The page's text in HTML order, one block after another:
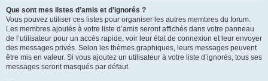
Que sont mes listes d’amis et d’ignorés ?
Vous pouvez utiliser ces listes pour organiser les autres membres du forum.
Les membres ajoutés à votre liste d’amis seront affichés dans votre panneau
de l’utilisateur pour un accès rapide, voir leur état de connexion et leur envoyer
des messages privés. Selon les thèmes graphiques, leurs messages peuvent
être mis en valeur. Si vous ajoutez un utilisateur à votre liste d’ignorés, tous ses
messages seront masqués par défaut.